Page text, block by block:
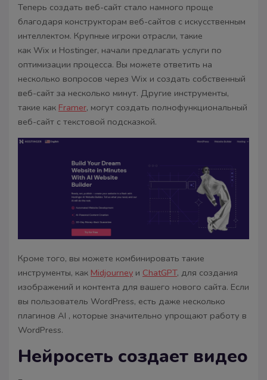
Теперь создать веб-сайт стало намного проще
благодаря конструкторам веб-сайтов с искусственным
интеллектом. Крупные игроки отрасли, такие
как Wix и Hostinger, начали предлагать услуги по
оптимизации процесса. Вы можете ответить на
несколько вопросов через Wix и создать собственный
веб-сайт за несколько минут. Другие инструменты,
такие как Framer, могут создать полнофункциональный
веб-сайт с текстовой подсказкой.
Кроме того, вы можете комбинировать такие
инструменты, как Midjourney и ChatGPT, для создания
изображений и контента для вашего нового сайта. Если
вы пользователь WordPress, есть даже несколько
плагинов AI , которые значительно упрощают работу в
WordPress.
Нейросеть создает видео